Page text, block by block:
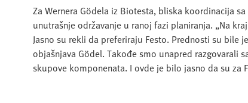
Za Wernera Gödela iz Biotesta, bliska koordinacija
unutrašnje održavanje u ranoj fazi planiranja. „Na
Jasno su rekli da preferiraju Festo. Prednosti su bile
objašnjava Gödel. Takođe smo unapred
skupove komponenata. I ovde je bilo jasno da su za